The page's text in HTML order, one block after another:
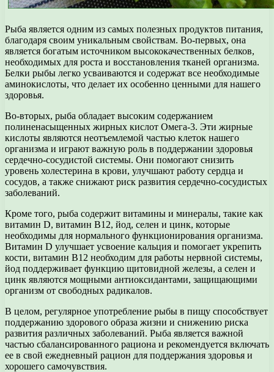
Рыба является одним из самых полезных продуктов питания,
благодаря своим уникальным свойствам. Во-первых, она
является богатым источником высококачественных белков,
необходимых для роста и восстановления тканей организма.
Белки рыбы легко усваиваются и содержат все необходимые
аминокислоты, что делает их особенно ценными для нашего
здоровья.
Во-вторых, рыба обладает высоким содержанием
полиненасыщенных жирных кислот Омега-3. Эти жирные
кислоты являются неотъемлемой частью клеток нашего
организма и играют важную роль в поддержании здоровья
сердечно-сосудистой системы. Они помогают снизить
уровень холестерина в крови, улучшают работу сердца и
сосудов, а также снижают риск развития сердечно-сосудистых
заболеваний.
Кроме того, рыба содержит витамины и минералы, такие как
витамин D, витамин В12, йод, селен и цинк, которые
необходимы для нормального функционирования организма.
Витамин D улучшает усвоение кальция и помогает укрепить
кости, витамин В12 необходим для работы нервной системы,
йод поддерживает функцию щитовидной железы, а селен и
цинк являются мощными антиоксидантами, защищающими
организм от свободных радикалов.
В целом, регулярное употребление рыбы в пищу способствует
поддержанию здорового образа жизни и снижению риска
развития различных заболеваний. Рыба является важной
частью сбалансированного рациона и рекомендуется включать
ее в свой ежедневный рацион для поддержания здоровья и
хорошего самочувствия.